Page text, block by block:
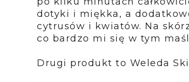
dotyki i miękka, a
cytrusów i kwiatów. Na
co bardzo mi się w tym
Drugi produkt to Weleda